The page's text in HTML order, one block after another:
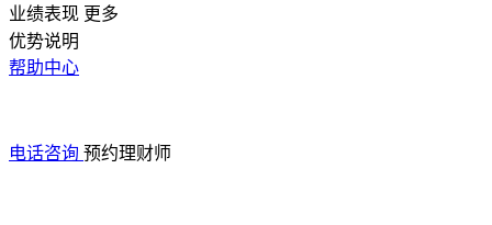
业绩表现 更多
优势说明
帮助中心
电话咨询 预约理财师